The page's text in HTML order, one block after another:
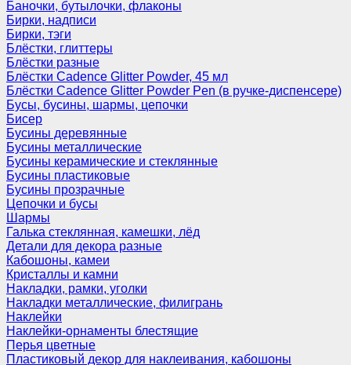
Баночки, бутылочки, флаконы
Бирки, надписи
Бирки, тэги
Блёстки, глиттеры
Блёстки разные
Блёстки Cadence Glitter Powder, 45 мл
Блёстки Cadence Glitter Powder Pen (в ручке-диспенсере)
Бусы, бусины, шармы, цепочки
Бисер
Бусины деревянные
Бусины металлические
Бусины керамические и стеклянные
Бусины пластиковые
Бусины прозрачные
Цепочки и бусы
Шармы
Галька стеклянная, камешки, лёд
Детали для декора разные
Кабошоны, камеи
Кристаллы и камни
Накладки, рамки, уголки
Накладки металлические, филигрань
Наклейки
Наклейки-орнаменты блестящие
Перья цветные
Пластиковый декор для наклеивания, кабошоны